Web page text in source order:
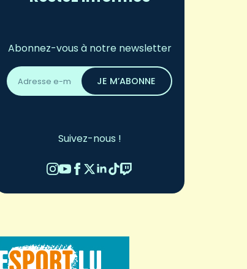
Abonnez-vous à notre newsletter
Adresse
email
*
JE M’ABONNE
Suivez-nous !